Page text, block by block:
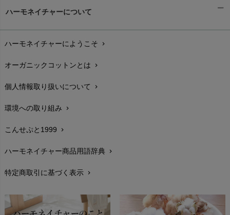
配送と送料chevron_right
在庫状況と発送予定chevron_right
サイズ・寸法chevron_right
生地・素材chevron_right
お手入れについて
レビューを書こうchevron_right
返品交換chevron_right
FAXでのご注文
ハーモネイチャーについて
ハーモネイチャーにようこそ chevron_right
オーガニックコットンとは chevron_right
個人情報取り扱いについて chevron_right
環境への取り組み chevron_right
こんせぷと1999 chevron_right
ハーモネイチャー商品用語辞典 chevron_right
特定商取引に基づく表示 chevron_right